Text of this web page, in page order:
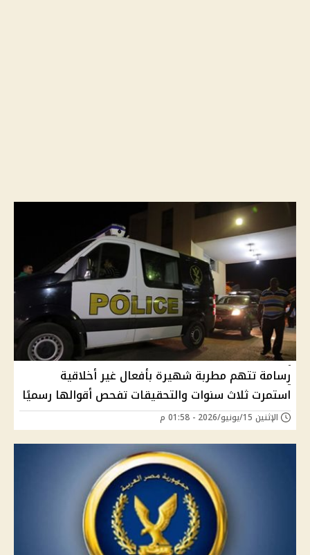
رسامة تتهم مطربة شهيرة بأفعال غير أخلاقية
استمرت ثلاث سنوات والتحقيقات تفحص أقوالها رسميًا
الإثنين 15/يونيو/2026 - 01:58 م